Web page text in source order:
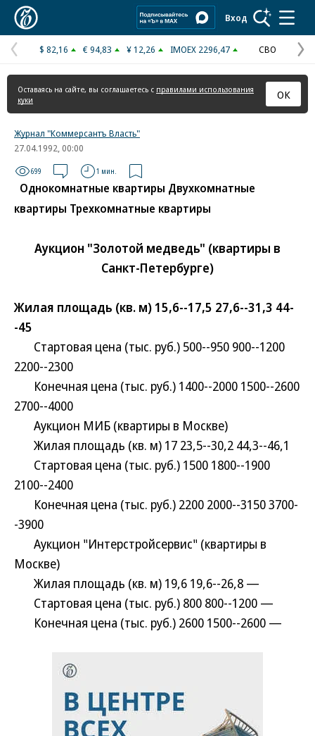
Вход
Предыдущая
страница
$ 82,16 € 94,83 ¥ 12,26 IMOEX 2296,47 СВО
Оставаясь на сайте, вы соглашаетесь с правилами использования
куки
ОК
Журнал "Коммерсантъ Власть"
27.04.1992, 00:00
699 1 мин.
Однокомнатные квартиры Двухкомнатные
квартиры Трехкомнатные квартиры
Аукцион "Золотой медведь" (квартиры в
Санкт-Петербурге)
Жилая площадь (кв. м) 15,6--17,5 27,6--31,3 44-
-45
Стартовая цена (тыс. руб.) 500--950 900--1200
2200--2300
Конечная цена (тыс. руб.) 1400--2000 1500--2600
2700--4000
Аукцион МИБ (квартиры в Москве)
Жилая площадь (кв. м) 17 23,5--30,2 44,3--46,1
Стартовая цена (тыс. руб.) 1500 1800--1900
2100--2400
Конечная цена (тыс. руб.) 2200 2000--3150 3700-
-3900
Аукцион "Интерстройсервис" (квартиры в
Москве)
Жилая площадь (кв. м) 19,6 19,6--26,8 —
Стартовая цена (тыс. руб.) 800 800--1200 —
Конечная цена (тыс. руб.) 2600 1500--2600 —